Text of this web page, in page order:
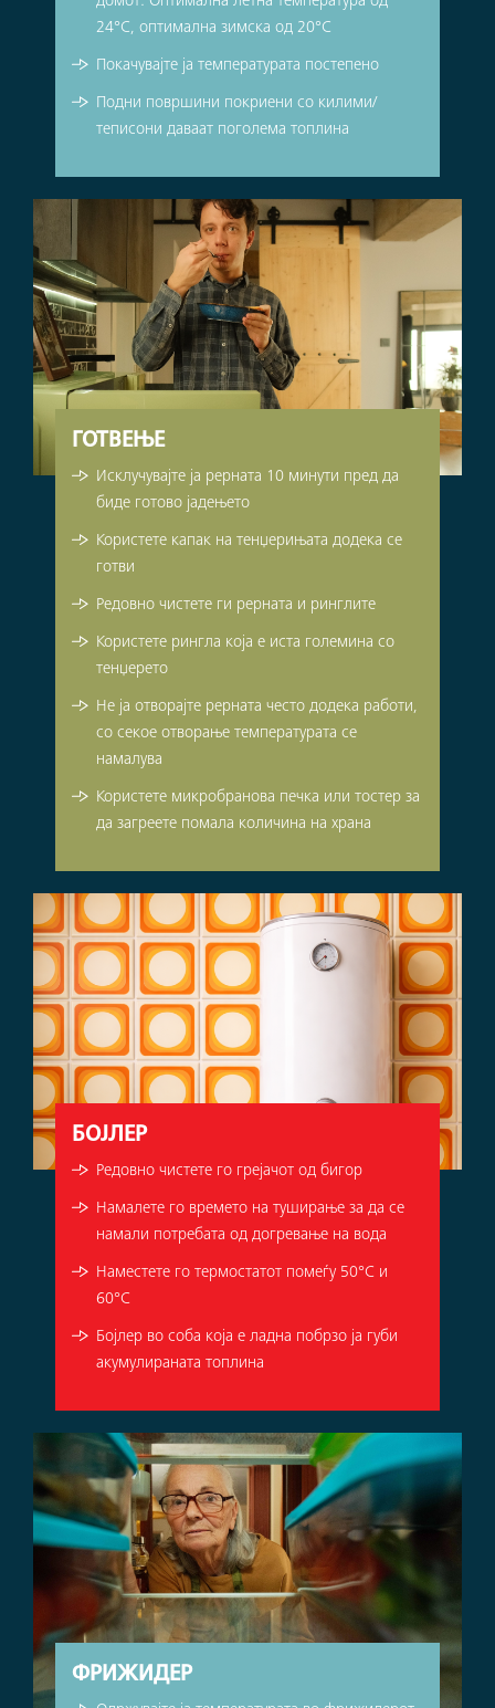
24°C, оптимална зимска од 20°C
Покачувајте ја температурата постепено
Подни површини покриени со килими/
теписони даваат поголема топлина
ГОТВЕЊЕ
Исклучувајте ја рерната 10 минути пред да
биде готово јадењето
Користете капак на тенџерињата додека се
готви
Редовно чистете ги рерната и ринглите
Користете рингла која е иста големина со
тенџерето
Не ја отворајте рерната често додека работи,
со секое отворање температурата се
намалува
Користете микробранова печка или тостер за
да загреете помала количина на храна
БОЈЛЕР
Редовно чистете го грејачот од бигор
Намалете го времето на туширање за да се
намали потребата од догревање на вода
Наместете го термостатот помеѓу 50°C и
60°C
Бојлер во соба која е ладна побрзо ја губи
акумулираната топлина
ФРИЖИДЕР